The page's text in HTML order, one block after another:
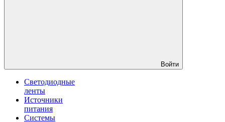
Войти
Светодиодные
ленты
Источники
питания
Системы